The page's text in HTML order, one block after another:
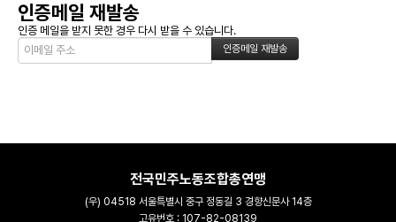
인증메일 재발송
인증 메일을 받지 못한 경우 다시 받을 수 있습니다.
전국민주노동조합총연맹
(우) 04518 서울특별시 중구 정동길 3 경향신문사 14층
고유번호 : 107-82-08139